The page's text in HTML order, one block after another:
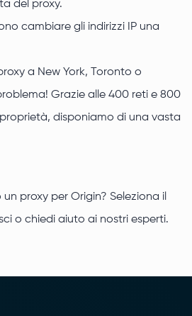
del proxy.
cambiare gli indirizzi IP una
a New York, Toronto o
Grazie alle 400 reti e 800
disponiamo di una vasta
proxy per Origin? Seleziona il
o chiedi aiuto ai nostri esperti.